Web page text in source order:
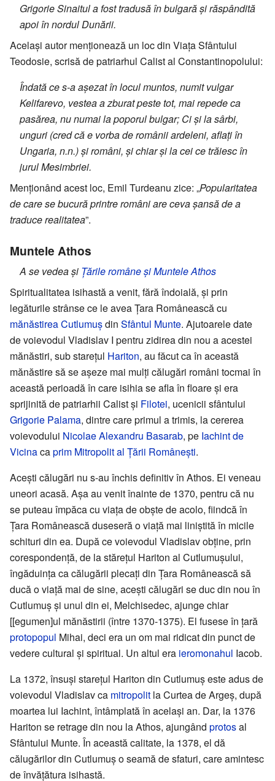
Grigorie Sinaitul a fost tradusă în bulgară și răspândită
apoi în nordul Dunării.
Același autor menționează un loc din Viața Sfântului
Teodosie, scrisă de patriarhul Calist al Constantinopolului:
Îndată ce s-a așezat în locul muntos, numit vulgar
Kelifarevo, vestea a zburat peste tot, mai repede ca
pasărea, nu numai la poporul bulgar; Ci și la sârbi,
unguri (cred că e vorba de românii ardeleni, aflați în
Ungaria, n.n.) și români, și chiar și la cei ce trăiesc în
jurul Mesimbriei.
Menționând acest loc, Emil Turdeanu zice: „Popularitatea
de care se bucură printre români are ceva șansă de a
traduce realitatea”.
Muntele Athos
A se vedea și Țările române și Muntele Athos
Spiritualitatea isihastă a venit, fără îndoială, și prin
legăturile strânse ce le avea Țara Românească cu
mănăstirea Cutlumușdin Sfântul Munte. Ajutoarele date
de voievodul Vladislav I pentru zidirea din nou a acestei
mănăstiri, sub starețul Hariton, au făcut ca în această
mănăstire să se așeze mai mulți călugări români tocmai în
această perioadă în care isihia se afla în floare și era
sprijinită de patriarhii Calist și Filotei, ucenicii sfântului
Grigorie Palama, dintre care primul a trimis, la cererea
voievodului Nicolae Alexandru Basarab, pe Iachint de
Vicinacaprim Mitropolit al Țării Românești.
Acești călugări nu s-au închis definitiv în Athos. Ei veneau
uneori acasă. Așa au venit înainte de 1370, pentru că nu
se puteau împăca cu viața de obște de acolo, fiindcă în
Țara Românească duseseră o viață mai liniștită în micile
schituri din ea. După ce voievodul Vladislav obține, prin
corespondență, de la stărețul Hariton al Cutlumușului,
îngăduința ca călugării plecați din Țara Românească să
ducă o viață mai de sine, acești călugări se duc din nou în
Cutlumuș și unul din ei, Melchisedec, ajunge chiar
[[egumen]ul mănăstirii (între 1370­-1375). El fusese în țară
protopopul Mihai, deci era un om mai ridicat din punct de
vedere cultural și spiritual. Un altul era ieromonahul Iacob.
La 1372, însuși starețul Hariton din Cutlumuș este adus de
voievodul Vladislav ca mitropolit la Curtea de Argeș, după
moartea lui Iachint, întâmplată în același an. Dar, la 1376
Hariton se retrage din nou la Athos, ajungând protosal
Sfântului Munte. În această calitate, la 1378, el dă
călugărilor din Cutlumuș o seamă de sfaturi, care amintesc
de învățătura isihastă.